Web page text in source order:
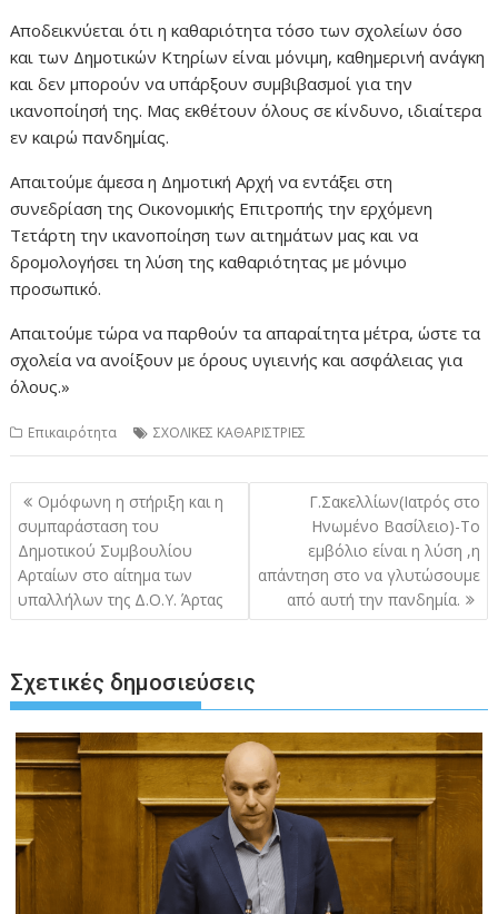
Αποδεικνύεται ότι η καθαριότητα τόσο των σχολείων όσο
και των Δημοτικών Κτηρίων είναι μόνιμη, καθημερινή ανάγκη
και δεν μπορούν να υπάρξουν συμβιβασμοί για την
ικανοποίησή της. Μας εκθέτουν όλους σε κίνδυνο, ιδιαίτερα
εν καιρώ πανδημίας.
Απαιτούμε άμεσα η Δημοτική Αρχή να εντάξει στη
συνεδρίαση της Οικονομικής Επιτροπής την ερχόμενη
Τετάρτη την ικανοποίηση των αιτημάτων μας και να
δρομολογήσει τη λύση της καθαριότητας με μόνιμο
προσωπικό.
Απαιτούμε τώρα να παρθούν τα απαραίτητα μέτρα, ώστε τα
σχολεία να ανοίξουν με όρους υγιεινής και ασφάλειας για
όλους.»
Επικαιρότητα ΣΧΟΛΙΚΕΣ ΚΑΘΑΡΙΣΤΡΙΕΣ
Πλοήγηση
άρθρων
Ομόφωνη η στήριξη και η
συμπαράσταση του
Δημοτικού Συμβουλίου
Αρταίων στο αίτημα των
υπαλλήλων της Δ.Ο.Υ. Άρτας
Γ.Σακελλίων(Ιατρός στο
Ηνωμένο Βασίλειο)-Το
εμβόλιο είναι η λύση ,η
απάντηση στο να γλυτώσουμε
από αυτή την πανδημία.
Σχετικές δημοσιεύσεις